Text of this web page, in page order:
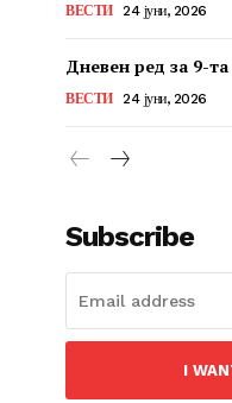
ВЕСТИ 24 јуни, 2026
Дневен ред за 9-
ВЕСТИ 24 јуни, 2026
Subscribe
I